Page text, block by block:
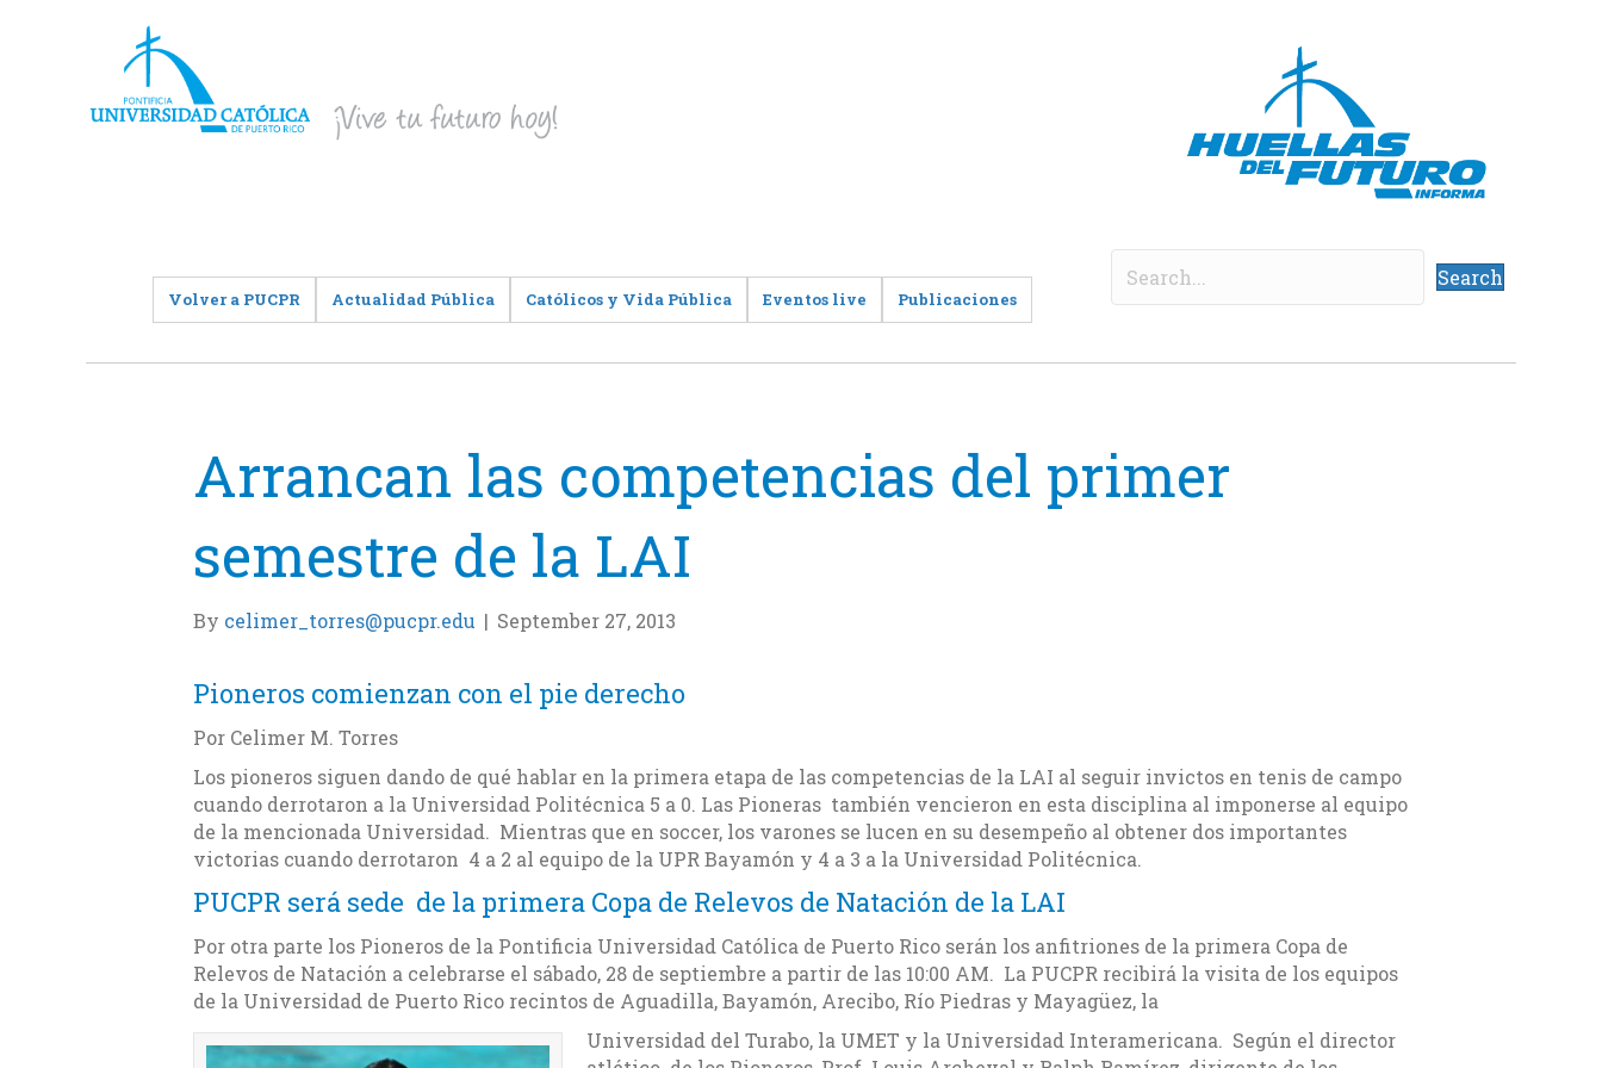
Volver a PUCPR Actualidad Pública Católicos y Vida Pública Eventos live Publicaciones
Search
Arrancan las competencias del primer
semestre de la LAI
By celimer_torres@pucpr.edu | September 27, 2013
Pioneros comienzan con el pie derecho
Por Celimer M. Torres
Los pioneros siguen dando de qué hablar en la primera etapa de las competencias de la LAI al seguir invictos en tenis de campo
cuando derrotaron a la Universidad Politécnica 5 a 0. Las Pioneras también vencieron en esta disciplina al imponerse al equipo
de la mencionada Universidad. Mientras que en soccer, los varones se lucen en su desempeño al obtener dos importantes
victorias cuando derrotaron 4 a 2 al equipo de la UPR Bayamón y 4 a 3 a la Universidad Politécnica.
PUCPR será sede de la primera Copa de Relevos de Natación de la LAI
Por otra parte los Pioneros de la Pontificia Universidad Católica de Puerto Rico serán los anfitriones de la primera Copa de
Relevos de Natación a celebrarse el sábado, 28 de septiembre a partir de las 10:00 AM. La PUCPR recibirá la visita de los equipos
de la Universidad de Puerto Rico recintos de Aguadilla, Bayamón, Arecibo, Río Piedras y Mayagüez, la
Universidad del Turabo, la UMET y la Universidad Interamericana. Según el director